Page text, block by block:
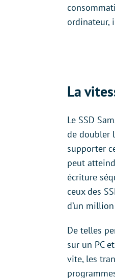
ordinateur,
La
Le SSD
de doubler
supporter
peut
écriture
ceux des
d’un
De telles
sur un PC
vite, les